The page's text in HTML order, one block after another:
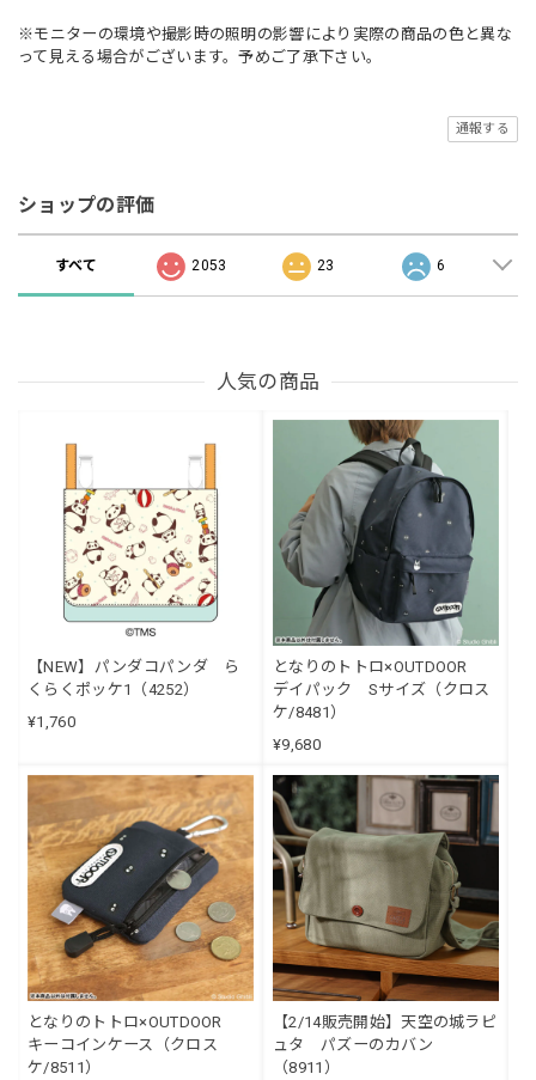
※モニターの環境や撮影時の照明の影響により実際の商品の色と異な
って見える場合がございます。予めご了承下さい。
通報する
ショップの評価
すべて 2053 23 6
人気の商品
【NEW】パンダコパンダ ら
くらくポッケ1（4252）
¥1,760
となりのトトロ×OUTDOOR
デイパック Sサイズ（クロス
ケ/8481）
¥9,680
となりのトトロ×OUTDOOR
キーコインケース（クロス
ケ/8511）
【2/14販売開始】天空の城ラピ
ュタ パズーのカバン
（8911）